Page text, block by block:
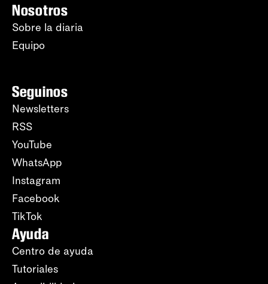
Nosotros
Sobre la diaria
Equipo
Seguinos
Newsletters
RSS
YouTube
WhatsApp
Instagram
Facebook
TikTok
Ayuda
Centro de ayuda
Tutoriales